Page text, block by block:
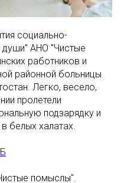
социально-
души" АНО "Чистые
работников и
районной больницы
Легко, весело,
пролетели
подзарядку и
белых халатах.
помыслы".